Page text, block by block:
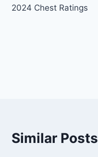
2024 Chest Ratings
Similar Posts